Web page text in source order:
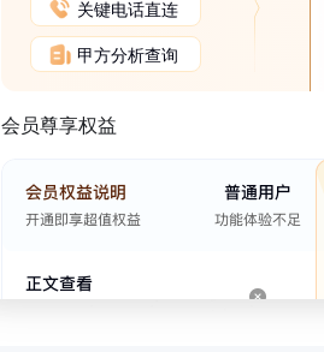
关键电话直连
甲方分析查询
会员尊享权益